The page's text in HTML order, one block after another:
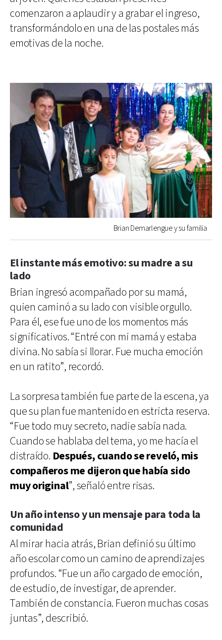
comenzaron a aplaudir y a grabar el ingreso,
transformándolo en una de las postales más
emotivas de la noche.
Brian Demarlengue y su familia
El instante más emotivo: su madre a su
lado
Brian ingresó acompañado por su mamá,
quien caminó a su lado con visible orgullo.
Para él, ese fue uno de los momentos más
significativos. “Entré con mi mamá y estaba
divina. No sabía si llorar. Fue mucha emoción
en un ratito”, recordó.
La sorpresa también fue parte de la escena, ya
que su plan fue mantenido en estricta reserva.
“Fue todo muy secreto, nadie sabía nada.
Cuando se hablaba del tema, yo me hacía el
distraído. Después, cuando se reveló, mis
compañeros me dijeron que había sido
muy original”, señaló entre risas.
Un año intenso y un mensaje para toda la
comunidad
Al mirar hacia atrás, Brian definió su último
año escolar como un camino de aprendizajes
profundos. “Fue un año cargado de emoción,
de estudio, de investigar, de aprender.
También de constancia. Fueron muchas cosas
juntas”, describió.